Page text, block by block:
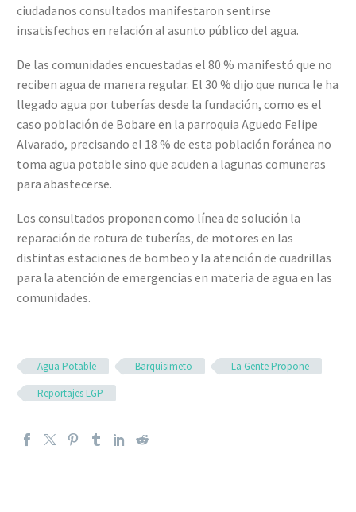
ciudadanos consultados manifestaron sentirse
insatisfechos en relación al asunto público del agua.
De las comunidades encuestadas el 80 % manifestó que no
reciben agua de manera regular. El 30 % dijo que nunca le ha
llegado agua por tuberías desde la fundación, como es el
caso población de Bobare en la parroquia Aguedo Felipe
Alvarado, precisando el 18 % de esta población foránea no
toma agua potable sino que acuden a lagunas comuneras
para abastecerse.
Los consultados proponen como línea de solución la
reparación de rotura de tuberías, de motores en las
distintas estaciones de bombeo y la atención de cuadrillas
para la atención de emergencias en materia de agua en las
comunidades.
Agua Potable Barquisimeto
La Gente Propone
Reportajes LGP